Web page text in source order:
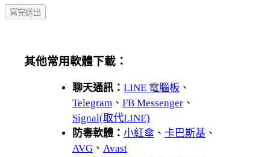
其他常用軟體下載：
聊天通訊： LINE 電腦板 、
Telegram 、 FB Messenger 、
Signal(取代LINE)
防毒軟體： 小紅傘 、 卡巴斯基 、
AVG 、 Avast